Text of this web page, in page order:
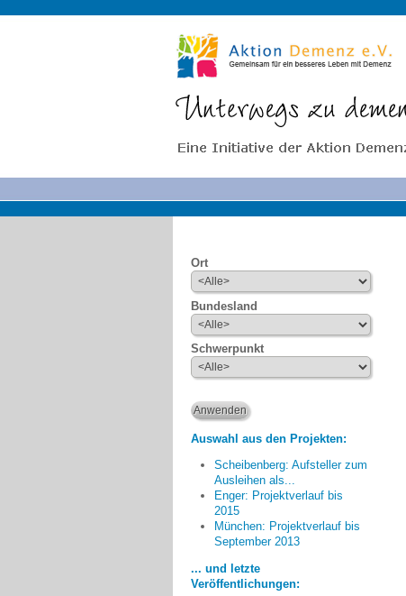
Ort
Bundesland
Schwerpunkt
Auswahl aus den Projekten:
Scheibenberg: Aufsteller zum
Ausleihen als...
Enger: Projektverlauf bis
2015
München: Projektverlauf bis
September 2013
... und letzte
Veröffentlichungen:
Am meisten beeindruckt hat
mich der unproblematische und
offene Umgang von Kindern mit
Demenzkranken auch wenn sie